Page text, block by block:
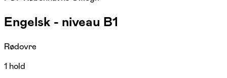
Engelsk - niveau B1
Rødovre
1 hold